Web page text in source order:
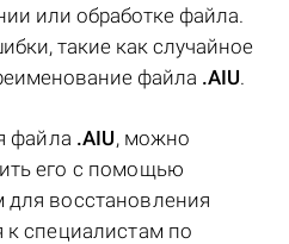
или обработке файла.
такие как случайное
файла .AIU.
файла .AIU, можно
его с помощью
восстановления
к специалистам по